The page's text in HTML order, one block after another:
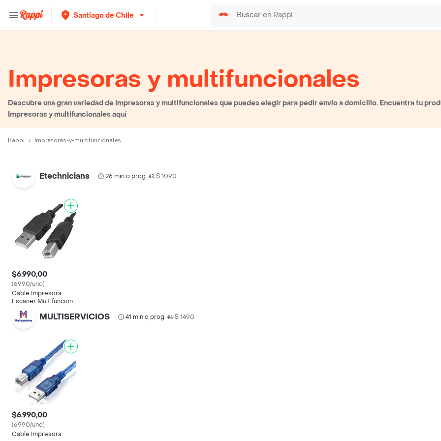
Santiago de Chile
Impresoras y multifuncionales
Descubre una gran variedad de Impresoras y multifuncionales que puedes elegir para pedir envio a domicilio. Encuentra tu
Impresoras y multifuncionales aquí
Rappi Impresoras-y-multifuncionales
Etechnicians 26 min o prog.• $ 1090
$6.990,00
(6990/und)
Cable Impresora
Escaner Multifuncional
Termica Color Negro
MULTISERVICIOS 41 min o prog.• $ 1490
$6.990,00
(6990/und)
Cable Impresora